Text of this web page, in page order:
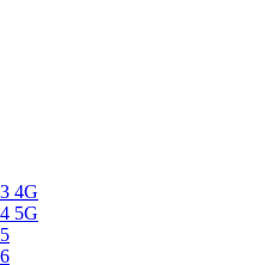
4G
5G